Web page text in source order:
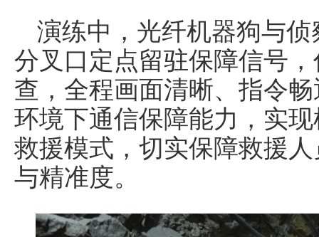
演练中，光纤机器狗与
分叉口定点留驻保障信号
查，全程画面清晰、指令
环境下通信保障能力，实
救援模式，切实保障救援
与精准度。